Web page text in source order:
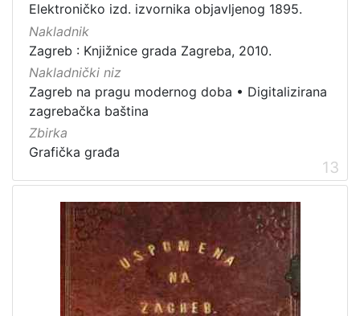
Elektroničko izd. izvornika objavljenog 1895.
Nakladnik
Zagreb : Knjižnice grada Zagreba, 2010.
Nakladnički niz
Zagreb na pragu modernog doba • Digitalizirana
zagrebačka baština
Zbirka
Grafička građa
13